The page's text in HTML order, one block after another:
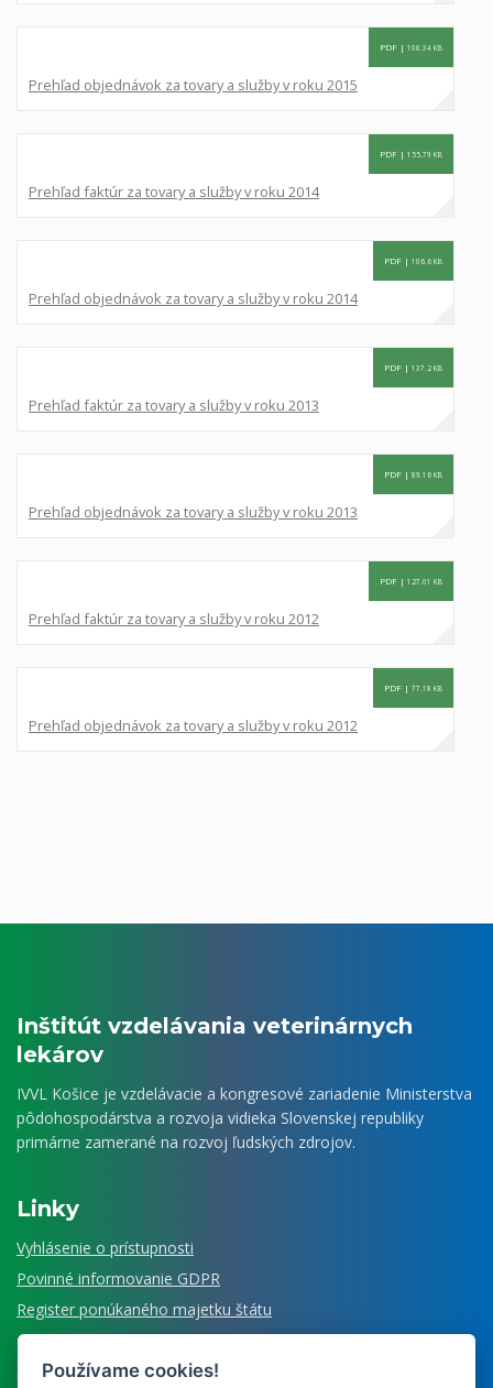
PDF | 108.34 KB
Prehľad objednávok za tovary a služby v roku 2015
PDF | 155.79 KB
Prehľad faktúr za tovary a služby v roku 2014
PDF | 106.6 KB
Prehľad objednávok za tovary a služby v roku 2014
PDF | 137.2 KB
Prehľad faktúr za tovary a služby v roku 2013
PDF | 89.16 KB
Prehľad objednávok za tovary a služby v roku 2013
PDF | 127.01 KB
Prehľad faktúr za tovary a služby v roku 2012
PDF | 77.18 KB
Prehľad objednávok za tovary a služby v roku 2012
Inštitút vzdelávania veterinárnych
lekárov
IVVL Košice je vzdelávacie a kongresové zariadenie Ministerstva
pôdohospodárstva a rozvoja vidieka Slovenskej republiky
primárne zamerané na rozvoj ľudských zdrojov.
Linky
Vyhlásenie o prístupnosti
Povinné informovanie GDPR
Register ponúkaného majetku štátu
Čo ešte ponúkame
Používame cookies!